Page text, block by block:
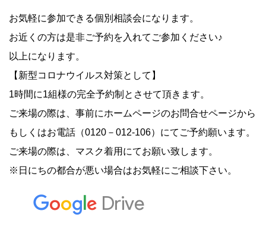
お気軽に参加できる個別相談会になります。
お近くの方は是非ご予約を入れてご参加ください♪
以上になります。
【新型コロナウイルス対策として】
1時間に1組様の完全予約制とさせて頂きます。
ご来場の際は、事前にホームページのお問合せページから
もしくはお電話（0120 － 012‐106）にてご予約願います。
ご来場の際は、マスク着用にてお願い致します。
※日にちの都合が悪い場合はお気軽にご相談下さい。